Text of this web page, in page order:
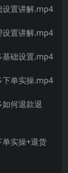
设置讲解.mp4
设置讲解.mp4
基础设置.mp4
下单实操.mp4
何退款退
实操+退货